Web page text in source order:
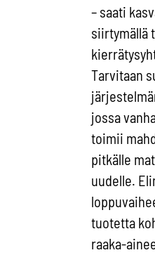
– saati
siirtymällä
Tarvitaan
jossa
toimii
pitkälle
uudelle.
tuotetta
raaka-